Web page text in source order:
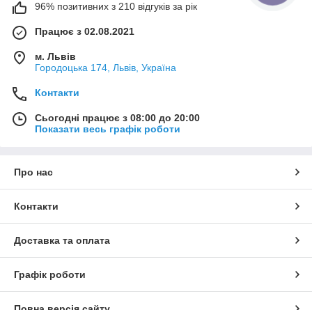
96% позитивних з 210 відгуків за рік
Працює з 02.08.2021
м. Львів
Городоцька 174, Львів, Україна
Контакти
Сьогодні працює з 08:00 до 20:00
Показати весь графік роботи
Про нас
Контакти
Доставка та оплата
Графік роботи